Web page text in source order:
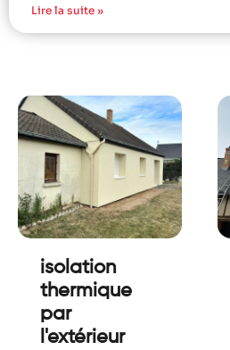
Lire la suite »
isolation
thermique
par
l'extérieur